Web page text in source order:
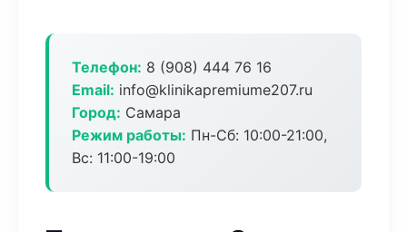
Телефон: 8 (908) 444 76 16
Email: info@klinikapremiume207.ru
Город: Самара
Режим работы: Пн-Сб: 10:00-21:00,
Вс: 11:00-19:00